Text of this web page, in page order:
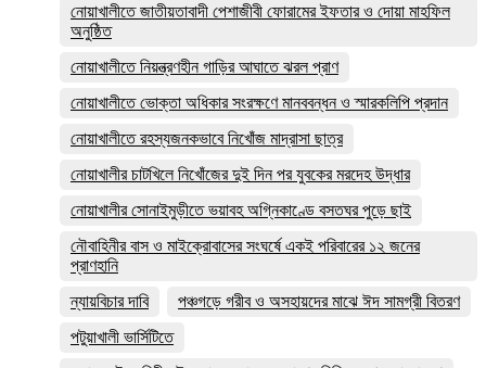
নোয়াখালীতে জাতীয়তাবাদী পেশাজীবী ফোরামের ইফতার ও দোয়া মাহফিল
অনুষ্ঠিত
নোয়াখালীতে নিয়ন্ত্রণহীন গাড়ির আঘাতে ঝরল প্রাণ
নোয়াখালীতে ভোক্তা অধিকার সংরক্ষণে মানববন্ধন ও স্মারকলিপি প্রদান
নোয়াখালীতে রহস্যজনকভাবে নিখোঁজ মাদ্রাসা ছাত্র
নোয়াখালীর চাটখিলে নিখোঁজের দুই দিন পর যুবকের মরদেহ উদ্ধার
নোয়াখালীর সোনাইমুড়ীতে ভয়াবহ অগ্নিকাণ্ডে বসতঘর পুড়ে ছাই
নৌবাহিনীর বাস ও মাইক্রোবাসের সংঘর্ষে একই পরিবারের ১২ জনের
প্রাণহানি
ন্যায়বিচার দাবি
পঞ্চগড়ে গরীব ও অসহায়দের মাঝে ঈদ সামগ্রী বিতরণ
পটুয়াখালী ভার্সিটিতে